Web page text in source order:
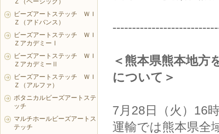
＜熊本県熊本地方
について＞
7月28日（火）16
運輸では熊本県全
ビーズアートステッチ ＷＩ
Ｚ（アドバンス）
ビーズアートステッチ ＷＩ
ＺアカデミーⅠ
ビーズアートステッチ ＷＩ
ＺアカデミーⅡ
ビーズアートステッチ ＷＩ
Ｚ（アルファ）
ボタニカルビーズアートステ
ッチ
マルチホールビーズアートス
テッチ